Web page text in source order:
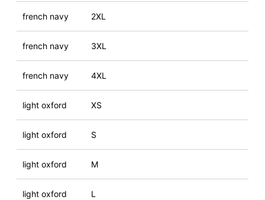
french navy 2XL
french navy 3XL
french navy 4XL
light oxford XS
light oxford S
light oxford M
light oxford L